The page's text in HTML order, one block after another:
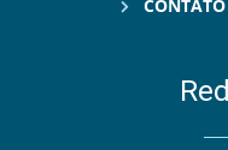
CONTATO